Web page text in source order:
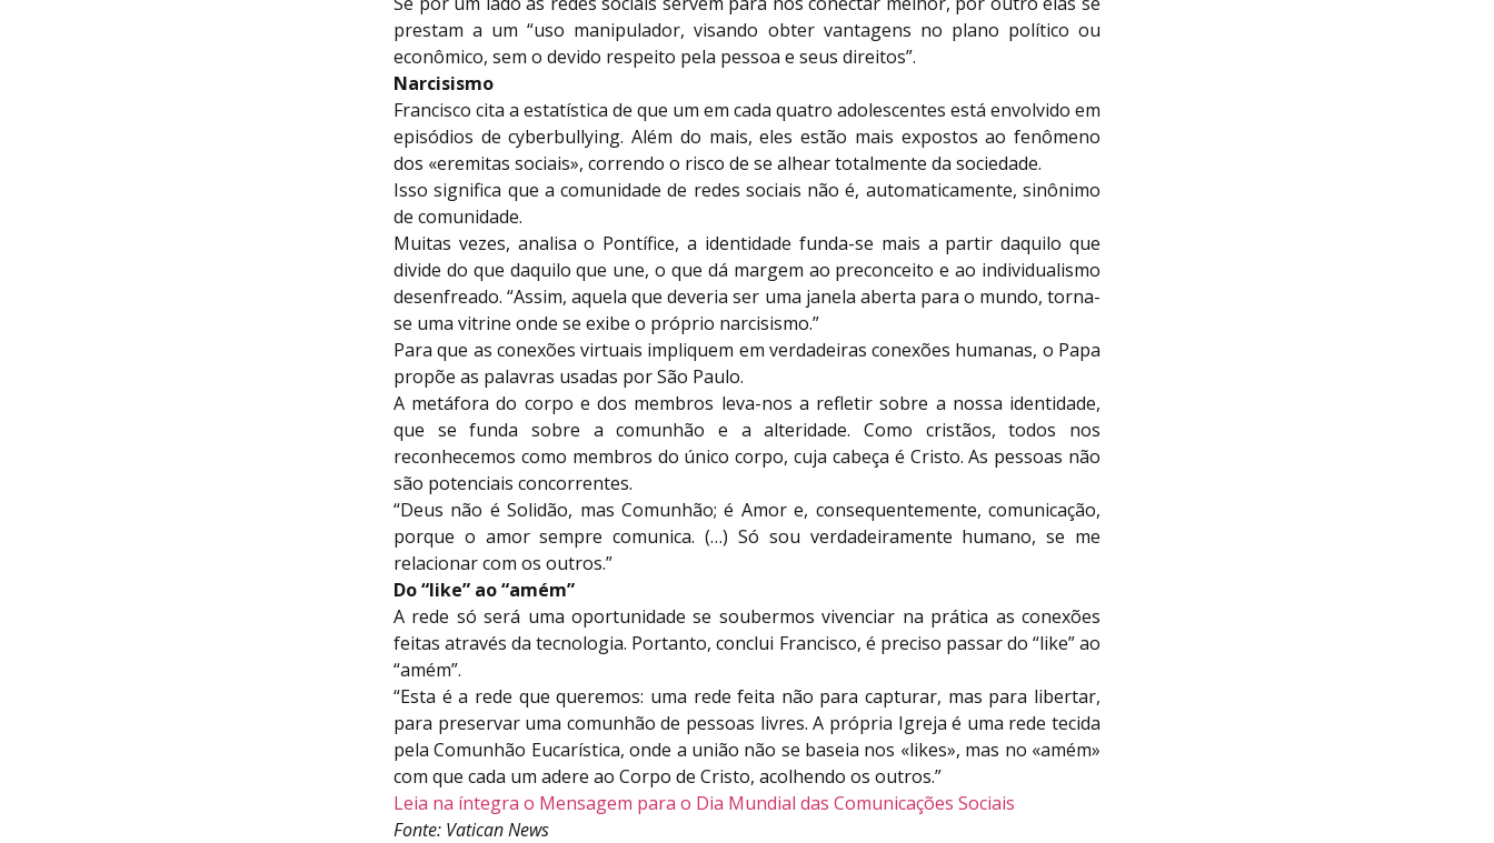
prestam a um “uso manipulador, visando obter vantagens no plano político ou
econômico, sem o devido respeito pela pessoa e seus direitos”.
Narcisismo
Francisco cita a estatística de que um em cada quatro adolescentes está envolvido em
episódios de cyberbullying. Além do mais, eles estão mais expostos ao fenômeno
dos «eremitas sociais», correndo o risco de se alhear totalmente da sociedade.
Isso significa que a comunidade de redes sociais não é, automaticamente, sinônimo
de comunidade.
Muitas vezes, analisa o Pontífice, a identidade funda-se mais a partir daquilo que
divide do que daquilo que une, o que dá margem ao preconceito e ao individualismo
desenfreado. “Assim, aquela que deveria ser uma janela aberta para o mundo, torna-
se uma vitrine onde se exibe o próprio narcisismo.”
Para que as conexões virtuais impliquem em verdadeiras conexões humanas, o Papa
propõe as palavras usadas por São Paulo.
A metáfora do corpo e dos membros leva-nos a refletir sobre a nossa identidade,
que se funda sobre a comunhão e a alteridade. Como cristãos, todos nos
reconhecemos como membros do único corpo, cuja cabeça é Cristo. As pessoas não
são potenciais concorrentes.
“Deus não é Solidão, mas Comunhão; é Amor e, consequentemente, comunicação,
porque o amor sempre comunica. (…) Só sou verdadeiramente humano, se me
relacionar com os outros.”
Do “like” ao “amém”
A rede só será uma oportunidade se soubermos vivenciar na prática as conexões
feitas através da tecnologia. Portanto, conclui Francisco, é preciso passar do “like” ao
“amém”.
“Esta é a rede que queremos: uma rede feita não para capturar, mas para libertar,
para preservar uma comunhão de pessoas livres. A própria Igreja é uma rede tecida
pela Comunhão Eucarística, onde a união não se baseia nos «likes», mas no «amém»
com que cada um adere ao Corpo de Cristo, acolhendo os outros.”
Leia na íntegra o Mensagem para o Dia Mundial das Comunicações Sociais
Fonte: Vatican News